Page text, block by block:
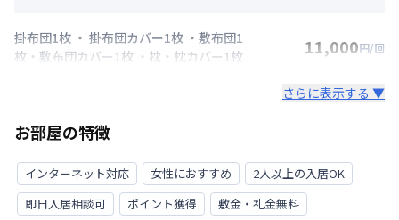
掛布団1枚 ・ 掛布団カバー1枚 ・敷布団1
枚・敷布団カバー1枚 ・枕・枕カバー1枚
11,000円/回
さらに表示する ▼
お部屋の特徴
インターネット対応 女性におすすめ
2人以上の入居OK
即日入居相談可
ポイント獲得
敷金・礼金無料